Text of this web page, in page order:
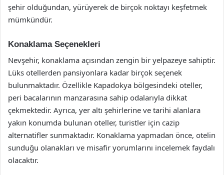
şehir olduğundan, yürüyerek de birçok noktayı keşfetmek
mümkündür.
Konaklama Seçenekleri
Nevşehir, konaklama açısından zengin bir yelpazeye sahiptir.
Lüks otellerden pansiyonlara kadar birçok seçenek
bulunmaktadır. Özellikle Kapadokya bölgesindeki oteller,
peri bacalarının manzarasına sahip odalarıyla dikkat
çekmektedir. Ayrıca, yer altı şehirlerine ve tarihi alanlara
yakın konumda bulunan oteller, turistler için cazip
alternatifler sunmaktadır. Konaklama yapmadan önce, otelin
sunduğu olanakları ve misafir yorumlarını incelemek faydalı
olacaktır.